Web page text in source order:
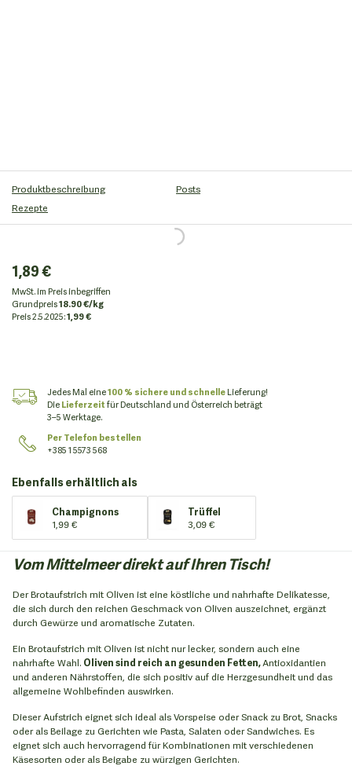
Produktbeschreibung
Posts
Rezepte
1,89 €
MwSt. im Preis inbegriffen
Grundpreis18.90 €/kg
Preis2.5.2025:1,99 €
Jedes Mal eine100 % sichere und schnelleLieferung!
DieLieferzeitfür Deutschland und Österreich beträgt
3–5 Werktage.
Per Telefon bestellen
+385 1 5573 568
Ebenfalls erhältlich als
Champignons
1,99 €
Trüffel
3,09 €
Vom Mittelmeer direkt auf Ihren Tisch!
Der Brotaufstrich mit Oliven ist eine köstliche und nahrhafte Delikatesse,
die sich durch den reichen Geschmack von Oliven auszeichnet, ergänzt
durch Gewürze und aromatische Zutaten.
Ein Brotaufstrich mit Oliven ist nicht nur lecker, sondern auch eine
nahrhafte Wahl. Oliven sind reich an gesunden Fetten,Antioxidantien
und anderen Nährstoffen, die sich positiv auf die Herzgesundheit und das
allgemeine Wohlbefinden auswirken.
Dieser Aufstrich eignet sich ideal als Vorspeise oder Snack zu Brot, Snacks
oder als Beilage zu Gerichten wie Pasta, Salaten oder Sandwiches. Es
eignet sich auch hervorragend für Kombinationen mit verschiedenen
Käsesorten oder als Beigabe zu würzigen Gerichten.